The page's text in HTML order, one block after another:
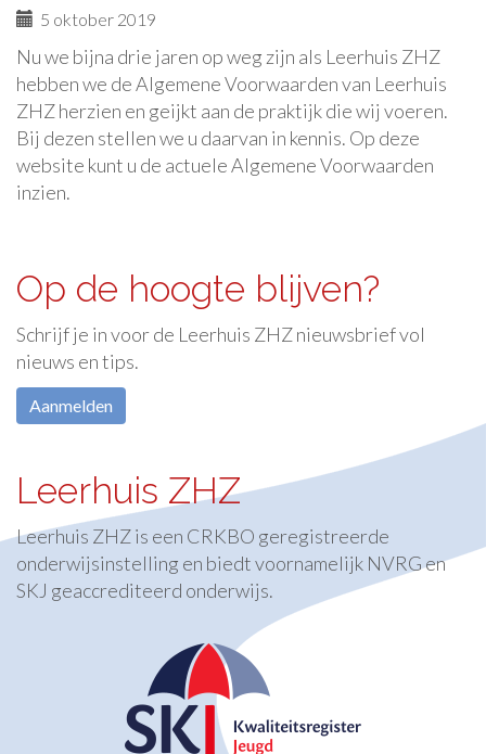
5 oktober 2019
Nu we bijna drie jaren op weg zijn als Leerhuis ZHZ
hebben we de Algemene Voorwaarden van Leerhuis
ZHZ herzien en geijkt aan de praktijk die wij voeren.
Bij dezen stellen we u daarvan in kennis. Op deze
website kunt u de actuele Algemene Voorwaarden
inzien.
Op de hoogte blijven?
Schrijf je in voor de Leerhuis ZHZ nieuwsbrief vol
nieuws en tips.
Leerhuis ZHZ
Leerhuis ZHZ is een CRKBO geregistreerde
onderwijsinstelling en biedt voornamelijk NVRG en
SKJ geaccrediteerd onderwijs.